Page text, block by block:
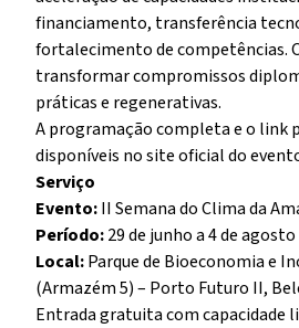
financiamento, transferência
fortalecimento de competências.
transformar compromissos
práticas e regenerativas.
A programação completa e o link
disponíveis nosite oficial do
Serviço
Evento:II Semana do Clima da
Período:29 de junho a 4 de agosto
Local:Parque de Bioeconomia e
(Armazém 5) – Porto Futuro II,
Entrada gratuita com capacidade